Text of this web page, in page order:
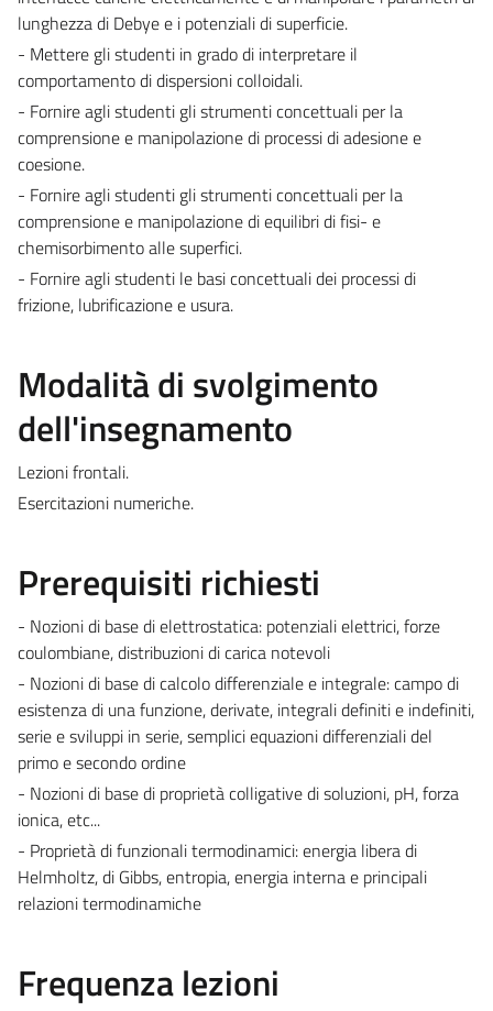
lunghezza di Debye e i potenziali di superficie.
- Mettere gli studenti in grado di interpretare il
comportamento di dispersioni colloidali.
- Fornire agli studenti gli strumenti concettuali per la
comprensione e manipolazione di processi di adesione e
coesione.
- Fornire agli studenti gli strumenti concettuali per la
comprensione e manipolazione di equilibri di fisi- e
chemisorbimento alle superfici.
- Fornire agli studenti le basi concettuali dei processi di
frizione, lubrificazione e usura.
Modalità di svolgimento
dell'insegnamento
Lezioni frontali.
Esercitazioni numeriche.
Prerequisiti richiesti
- Nozioni di base di elettrostatica: potenziali elettrici, forze
coulombiane, distribuzioni di carica notevoli
- Nozioni di base di calcolo differenziale e integrale: campo di
esistenza di una funzione, derivate, integrali definiti e indefiniti,
serie e sviluppi in serie, semplici equazioni differenziali del
primo e secondo ordine
- Nozioni di base di proprietà colligative di soluzioni, pH, forza
ionica, etc...
- Proprietà di funzionali termodinamici: energia libera di
Helmholtz, di Gibbs, entropia, energia interna e principali
relazioni termodinamiche
Frequenza lezioni